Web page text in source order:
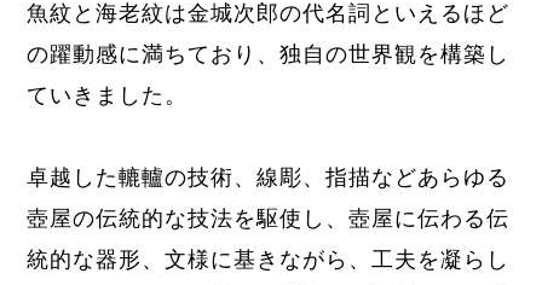
魚紋と海老紋は金城次郎の代名詞といえるほど
の躍動感に満ちており、独自の世界観を構築し
ていきました。
卓越した轆轤の技術、線彫、指描などあらゆる
壺屋の伝統的な技法を駆使し、壺屋に伝わる伝
統的な器形、文様に基きながら、工夫を凝らし